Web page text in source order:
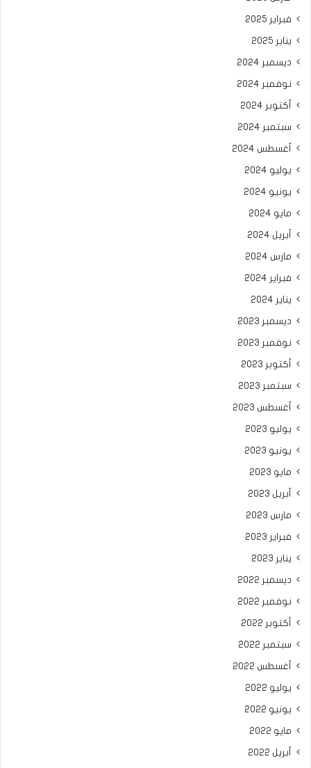
فبراير 2025
يناير 2025
ديسمبر 2024
نوفمبر 2024
أكتوبر 2024
سبتمبر 2024
أغسطس 2024
يوليو 2024
يونيو 2024
مايو 2024
أبريل 2024
مارس 2024
فبراير 2024
يناير 2024
ديسمبر 2023
نوفمبر 2023
أكتوبر 2023
سبتمبر 2023
أغسطس 2023
يوليو 2023
يونيو 2023
مايو 2023
أبريل 2023
مارس 2023
فبراير 2023
يناير 2023
ديسمبر 2022
نوفمبر 2022
أكتوبر 2022
سبتمبر 2022
أغسطس 2022
يوليو 2022
يونيو 2022
مايو 2022
أبريل 2022